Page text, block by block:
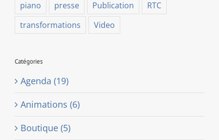
piano
presse Publication
RTC
transformations
Video
Catégories
Agenda (19)
Animations (6)
Boutique (5)